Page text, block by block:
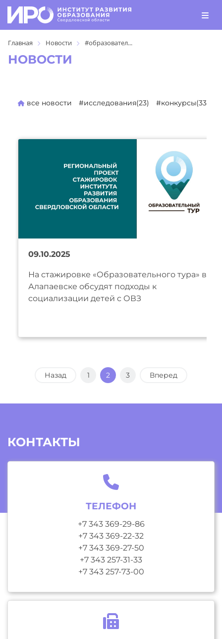
Главная Новости #образовател...
НОВОСТИ
все новости #исследования(23) #конкурсы(330)
09.10.2025
На стажировке «Образовательного тура» в
Алапаевске обсудят подходы к
социализации детей с ОВЗ
Назад 1 2 3 Вперед
КОНТАКТЫ
ТЕЛЕФОН
+7 343 369-29-86
+7 343 369-22-32
+7 343 369-27-50
+7 343 257-31-33
+7 343 257-73-00